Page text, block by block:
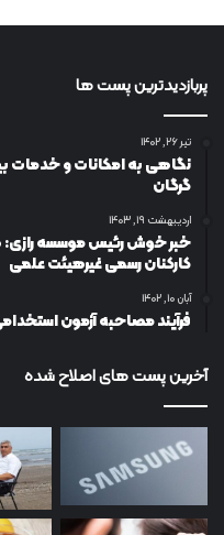
پربازدیدترین پست ها
تیر ۲۶, ۱۴۰۲
نگاهی به امکانات و خدمات
گرگان
اردیبهشت ۱۹, ۱۴۰۳
خبر خوش رئیس موسسه رازی:
کارکنان رسمی غیرهیئت علمی
آبان ۱۰, ۱۴۰۲
فرآیند مصاحبه آزمون
آخرین پست های اصلاح شده